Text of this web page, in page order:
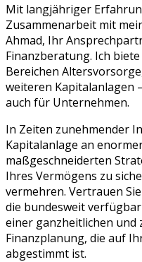
Mit langjähriger
Zusammenarbeit mit
Ahmad, Ihr
Finanzberatung. Ich
Bereichen
weiteren Kapitalanlagen
auch für Unternehmen.
In Zeiten zunehmender
Kapitalanlage an
maßgeschneiderten
Ihres Vermögens zu
vermehren. Vertrauen
die bundesweit
einer ganzheitlichen
Finanzplanung, die auf
abgestimmt ist.